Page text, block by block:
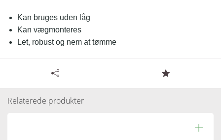
Kan bruges uden låg
Kan vægmonteres
Let, robust og nem at tømme
Tilgængelige specifikationer for Katrin papirkurv 25
Monteringsvejledning
Relaterede produkter